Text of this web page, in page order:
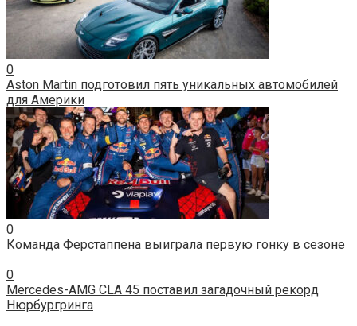
0
Aston Martin подготовил пять уникальных автомобилей
для Америки
0
Команда Ферстаппена выиграла первую гонку в сезоне
0
Mercedes-AMG CLA 45 поставил загадочный рекорд
Нюрбургринга